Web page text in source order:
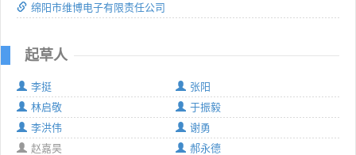
绵阳市维博电子有限责任公司
起草人
李挺
张阳
林启敬
于振毅
李洪伟
谢勇
赵嘉昊
郝永德